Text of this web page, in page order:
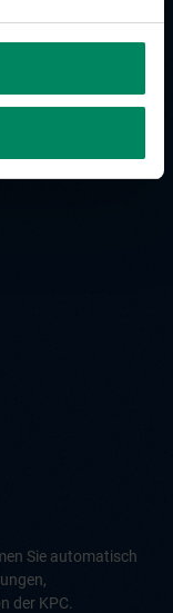
Sie automatisch
der KPC.